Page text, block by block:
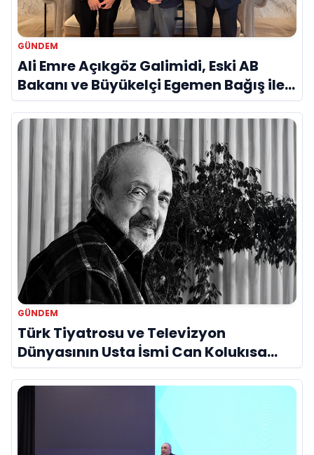
GÜNDEM
Ali Emre Açıkgöz Galimidi, Eski AB
Bakanı ve Büyükelçi Egemen Bağış ile
Bir Araya Geldi
GÜNDEM
Türk Tiyatrosu ve Televizyon
Dünyasının Usta İsmi Can Kolukısa
Hayatını Kaybetti